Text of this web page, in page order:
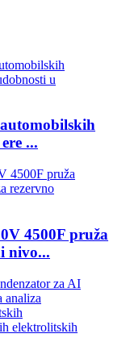
...
4500F pruža
nivo...